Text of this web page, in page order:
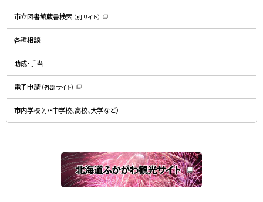
新
規
ウ
ン
で
す
市立図書館蔵書検索 （別サイト）
新
ン
で
す
）
各種相談
助成・手当
電子申請 （外部サイト）
新
規
ウ
ン
開
き
ま
す
）
市内学校（小・中学校、高校、大学など）